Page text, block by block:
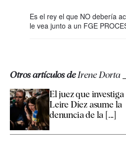
Es el rey el que NO debería
le vea junto a un FGE
Otros artículos deIrene Dorta
El juez que investiga
Leire Díez asume la
denuncia de la [...]